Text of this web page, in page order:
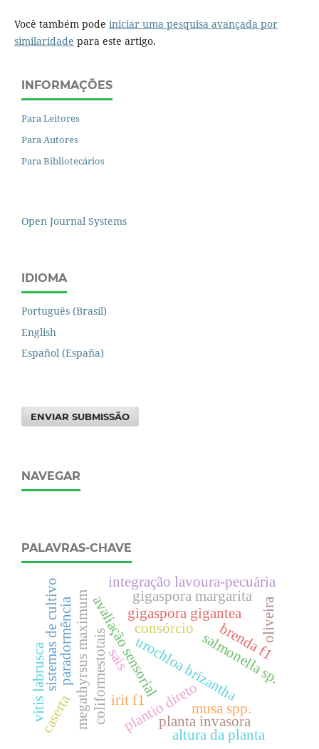
Você também pode iniciar uma pesquisa avançada por
similaridade para este artigo.
INFORMAÇÕES
Para Leitores
Para Autores
Para Bibliotecários
Open Journal Systems
IDIOMA
Português (Brasil)
English
Español (España)
ENVIAR SUBMISSÃO
NAVEGAR
PALAVRAS-CHAVE
avaliação sensorial
coliformestotais urochloa brizantha
plantio direto
m
e
g
a
t
h
y
r
s
u
s
m
a
x
i
m
u
m
integração lavoura-pecuária
consórcio
salmonella sp.
gigaspora gigantea
paradormência
planta invasora
gigaspora margarita
sais
sistemas de cultivo
irit f1
caserta
brenda f1
vitis labrusca
altura da planta
musa spp.
oliveira